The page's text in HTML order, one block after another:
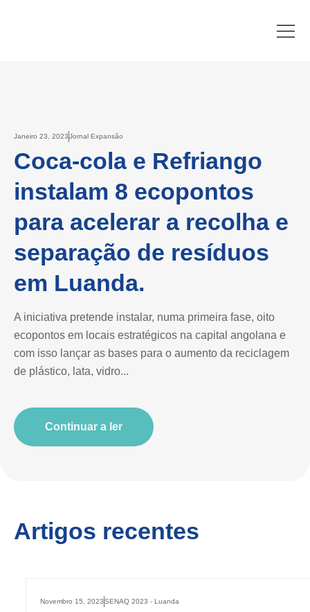
Janeiro 23, 2023Jornal Expansão
Coca-cola e Refriango
instalam 8 ecopontos
para acelerar a recolha e
separação de resíduos
em Luanda.
A iniciativa pretende instalar, numa primeira fase, oito
ecopontos em locais estratégicos na capital angolana e
com isso lançar as bases para o aumento da reciclagem
de plástico, lata, vidro...
Continuar a ler
Artigos recentes
Novembro 15, 2023SENAQ 2023 - Luanda